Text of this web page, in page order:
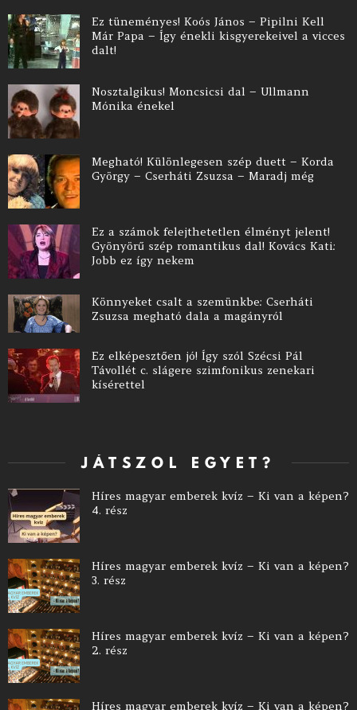
Ez tüneményes! Koós János – Pipilni Kell
Már Papa – Így énekli kisgyerekeivel a vicces
dalt!
Nosztalgikus! Moncsicsi dal – Ullmann
Mónika énekel
Megható! Különlegesen szép duett – Korda
György – Cserháti Zsuzsa – Maradj még
Ez a számok felejthetetlen élményt jelent!
Gyönyörű szép romantikus dal! Kovács Kati:
Jobb ez így nekem
Könnyeket csalt a szemünkbe: Cserháti
Zsuzsa megható dala a magányról
Ez elképesztően jó! Így szól Szécsi Pál
Távollét c. slágere szimfonikus zenekari
kísérettel
JÁTSZOL EGYET?
Híres magyar emberek kvíz – Ki van a képen?
4. rész
Híres magyar emberek kvíz – Ki van a képen?
3. rész
Híres magyar emberek kvíz – Ki van a képen?
2. rész
Híres magyar emberek kvíz – Ki van a képen?